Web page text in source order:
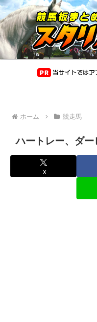
ホーム 競走馬
ハートレー、ダ
X